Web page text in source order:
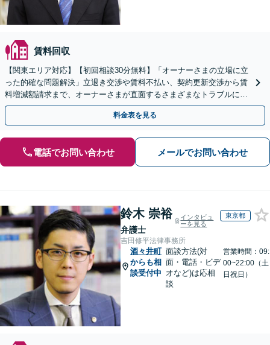
賃料回収
【関東エリア対応】【初回相談30分無料】「オーナーさまの立場に立
った的確な問題解決」立退き交渉や賃料不払い、契約更新交渉から賃
料増減額請求まで、オーナーさまが直面するさまざまなトラブルに対
応「不動産鑑定士・司法書士と連携」【休日相談可】
料金表を見る
電話でお問い合わせ メールでお問い合わせ
鈴木 崇裕
弁護士
インタビュ
ーを見る
東京都
吉田修平法律事務所
酒々井町
からも相
談受付中
面談方法(対
面・電話・ビデ
オなど)は応相
談
営業時間：09:
00~22:00（土
日祝日）